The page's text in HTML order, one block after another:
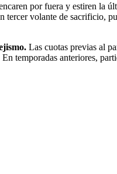
por fuera y estiren la
volante de sacrificio,
Las cuotas previas al
temporadas anteriores,